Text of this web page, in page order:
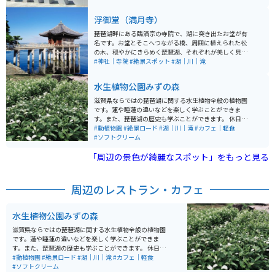
浮御堂（満月寺）
琵琶湖畔にある臨済宗の寺院で、湖に突き出たお堂が有
名です。お堂とそこへつながる橋、周囲に植えられた松
の木、穏やかにきらめく琵琶湖、それぞれが美しく見と
れてしまうほどの絶景です。 周囲の道は狭く、駐車場か
#神社｜寺院#絶景スポット #湖｜川｜滝
水生植物公園みずの森
滋賀県ならではの琵琶湖に関する水生植物全般の植物園
です。蓮や睡蓮の違いなどを楽しく学ぶことができま
す。また、琵琶湖の歴史も学ぶことができます。 休日に
は市民による演奏会なども開催されており、恋人の聖地
にも認定されています。ゆるいお散歩デートにも最適な
#動植物園#絶景ロード #湖｜川｜滝#カフェ｜軽食
#ソフトクリーム
「周辺の景色が綺麗なスポット」をもっと見る
周辺のレストラン・カフェ
水生植物公園みずの森
滋賀県ならではの琵琶湖に関する水生植物全般の植物園
です。蓮や睡蓮の違いなどを楽しく学ぶことができま
す。また、琵琶湖の歴史も学ぶことができます。 休日に
は市民による演奏会なども開催されており、恋人の聖地
にも認定されています。ゆるいお散歩デートにも最適な
#動植物園#絶景ロード #湖｜川｜滝#カフェ｜軽食
#ソフトクリーム